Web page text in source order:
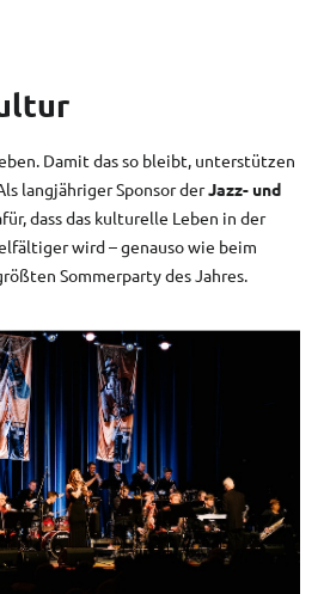
Damit das so bleibt, unterstützen
langjähriger Sponsor derJazz- und
dass das kulturelle Leben in der
wird – genauso wie beim
Sommerparty des Jahres.